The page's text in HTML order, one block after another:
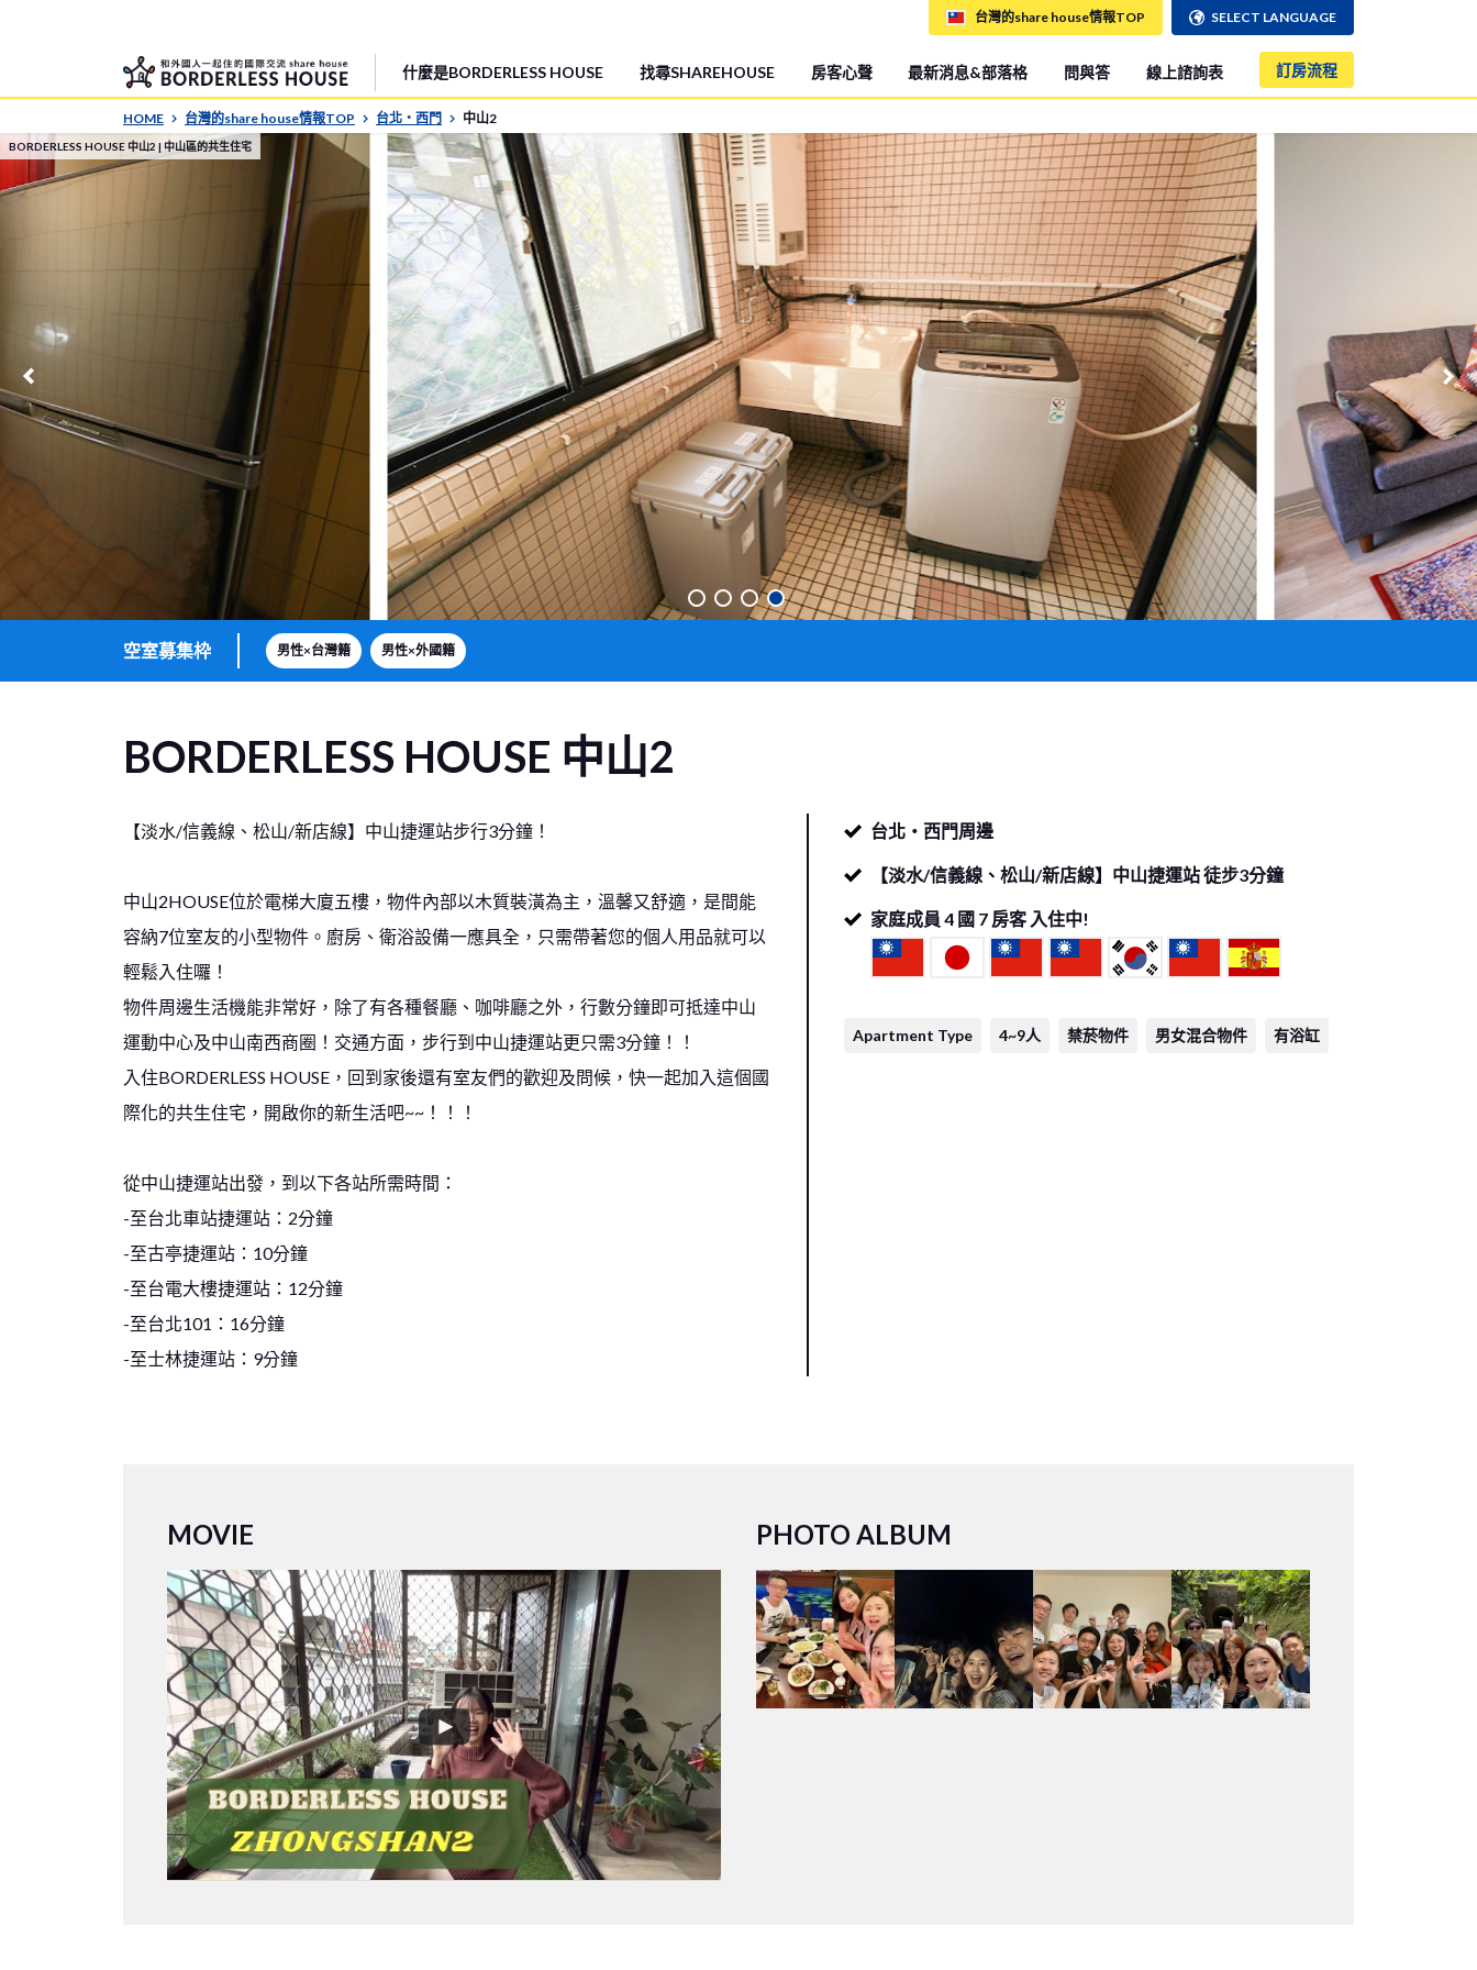
什麼是BORDERLESS HOUSE 找尋SHAREHOUSE 房客心聲 最新消息&部落格 問與答 線上諮詢表 訂房流程
台灣的share house情報TOP SELECT LANGUAGE
HOME 台灣的share house情報TOP 台北・西門 中山2
BORDERLESS HOUSE 中山2 | 中山區的共生住宅
空室募集枠 男性×台灣籍 男性×外國籍
BORDERLESS HOUSE 中山2
【淡水/信義線、松山/新店線】中山捷運站步行3分鐘！
中山2HOUSE位於電梯大廈五樓，物件內部以木質裝潢為主，溫馨又舒適，是間能
容納7位室友的小型物件。廚房、衛浴設備一應具全，只需帶著您的個人用品就可以
輕鬆入住囉！
物件周邊生活機能非常好，除了有各種餐廳、咖啡廳之外，行數分鐘即可抵達中山
運動中心及中山南西商圈！交通方面，步行到中山捷運站更只需3分鐘！！
入住BORDERLESS HOUSE，回到家後還有室友們的歡迎及問候，快一起加入這個國
際化的共生住宅，開啟你的新生活吧~~！！！
從中山捷運站出發，到以下各站所需時間：
-至台北車站捷運站：2分鐘
-至古亭捷運站：10分鐘
-至台電大樓捷運站：12分鐘
-至台北101：16分鐘
-至士林捷運站：9分鐘
台北・西門周邊
【淡水/信義線、松山/新店線】中山捷運站 徒步3分鐘
家庭成員4 國 7 房客 入住中!
Apartment Type 4~9人 禁菸物件 男女混合物件 有浴缸
MOVIE PHOTO ALBUM